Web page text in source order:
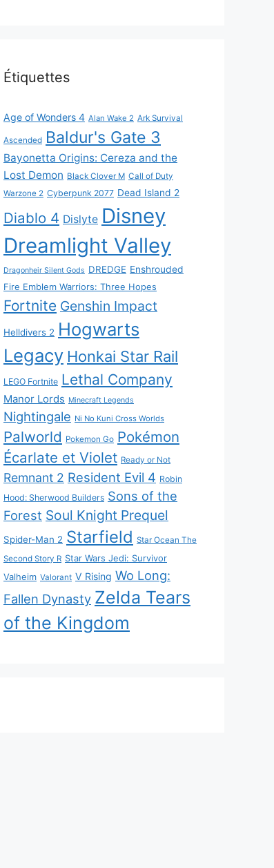
Étiquettes
Age of Wonders 4 Alan Wake 2 Ark Survival
Ascended Baldur's Gate 3
Bayonetta Origins: Cereza and the
Lost Demon Black Clover M Call of Duty
Warzone 2 Cyberpunk 2077 Dead Island 2
Diablo 4 Dislyte Disney
Dreamlight Valley
Dragonheir Silent Gods DREDGE Enshrouded
Fire Emblem Warriors: Three Hopes
Fortnite Genshin Impact
Helldivers 2 Hogwarts
Legacy Honkai Star Rail
LEGO Fortnite Lethal Company
Manor Lords Minecraft Legends
Nightingale Ni No Kuni Cross Worlds
Palworld Pokemon Go Pokémon
Écarlate et Violet Ready or Not
Remnant 2 Resident Evil 4 Robin
Hood: Sherwood Builders Sons of the
Forest Soul Knight Prequel
Spider-Man 2 Starfield Star Ocean The
Second Story R Star Wars Jedi: Survivor
Valheim Valorant V Rising Wo Long:
Fallen Dynasty Zelda Tears
of the Kingdom